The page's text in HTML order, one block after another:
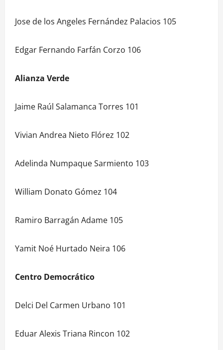
Jose de los Angeles Fernández Palacios 105
Edgar Fernando Farfán Corzo 106
Alianza Verde
Jaime Raúl Salamanca Torres 101
Vivian Andrea Nieto Flórez 102
Adelinda Numpaque Sarmiento 103
William Donato Gómez 104
Ramiro Barragán Adame 105
Yamit Noé Hurtado Neira 106
Centro Democrático
Delci Del Carmen Urbano 101
Eduar Alexis Triana Rincon 102